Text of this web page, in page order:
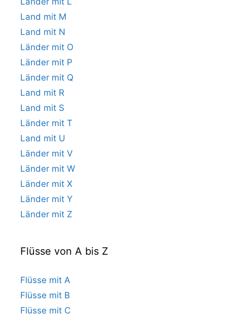
Land mit M
Land mit N
Länder mit O
Länder mit P
Länder mit Q
Land mit R
Land mit S
Länder mit T
Land mit U
Länder mit V
Länder mit W
Länder mit X
Länder mit Y
Länder mit Z
Flüsse von A bis Z
Flüsse mit A
Flüsse mit B
Flüsse mit C